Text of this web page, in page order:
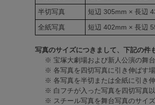
半切写真
短辺 305mm × 長辺
全紙写真
短辺 402mm × 長辺
写真のサイズにつきまして、下記の件
※ 宝塚大劇場および新人公演の舞
※ 各写真を四切写真に引き伸ばす
※ 各写真を半切または全紙に引き
※ 白フチが入った写真を四切写真
※ スチール写真を舞台写真のサイ